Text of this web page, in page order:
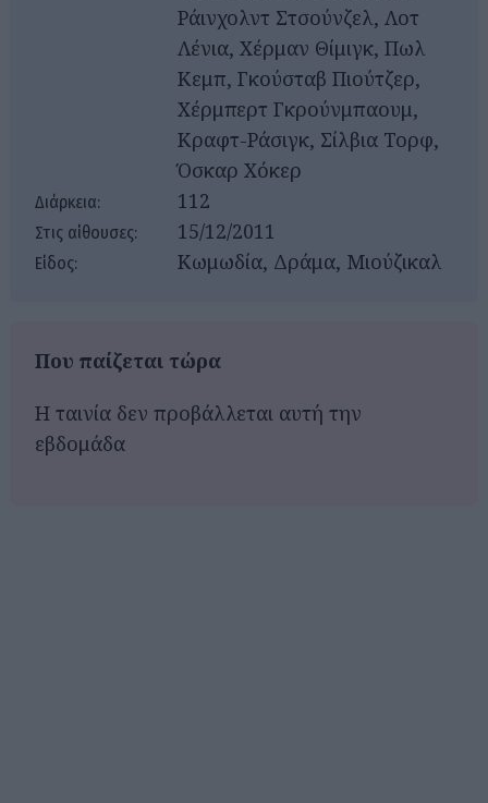
Ράινχολντ Στσούνζελ, Λοτ
Λένια, Χέρμαν Θίμιγκ, Πωλ
Κεμπ, Γκούσταβ Πιούτζερ,
Χέρμπερτ Γκρούνμπαουμ,
Κραφτ-Ράσιγκ, Σίλβια Τορφ,
Όσκαρ Χόκερ
Διάρκεια: 112
Στις αίθουσες: 15/12/2011
Είδος: Κωμωδία, Δράμα, Μιούζικαλ
Που παίζεται τώρα
Η ταινία δεν προβάλλεται αυτή την
εβδομάδα